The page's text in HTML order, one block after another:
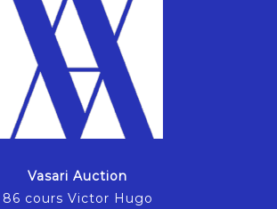
Vasari Auction
86 cours Victor Hugo